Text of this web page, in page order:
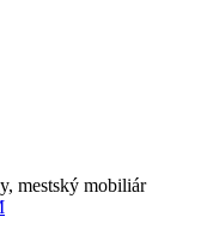
mestský mobiliár